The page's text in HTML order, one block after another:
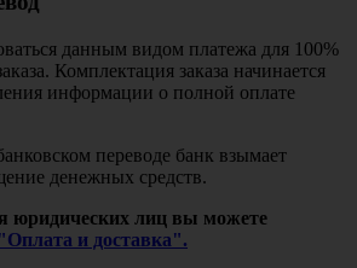
данным видом платежа для 100%
Комплектация заказа начинается
информации о полной оплате
переводе банк взымает
денежных средств.
юридических лиц вы можете
"Оплата и доставка".